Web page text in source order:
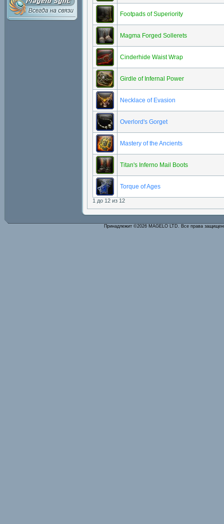
Footpads of Superiority
Magma Forged Sollerets
Cinderhide Waist Wrap
Girdle of Infernal Power
Necklace of Evasion
Overlord's Gorget
Mastery of the Ancients
Titan's Inferno Mail Boots
Torque of Ages
1 до 12 из 12
Принадлежит ©2026 MAGELO LTD. Все права